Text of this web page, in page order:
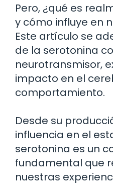
Pero, ¿qué es
y cómo influye en
Este artículo se
de la serotonina
neurotransmisor,
impacto en el
comportamiento.
Desde su
influencia en el
serotonina es un
fundamental que
nuestras